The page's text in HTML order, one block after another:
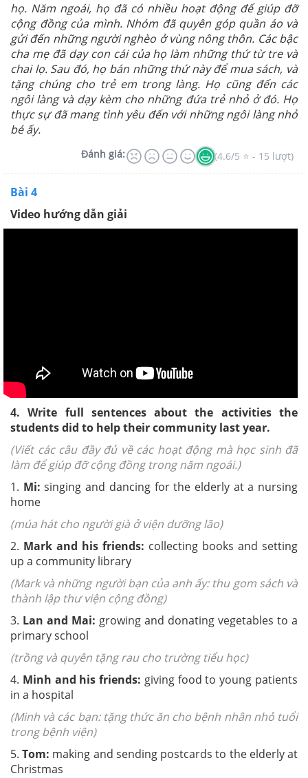
họ. Năm ngoái, họ đã có nhiều hoạt động để giúp đỡ
cộng đồng của mình. Nhóm đã quyên góp quần áo và
gửi đến những người nghèo ở vùng nông thôn. Các bậc
cha mẹ đã dạy con cái của họ làm những thứ từ tre và
chai lọ. Sau đó, họ bán những thứ này để mua sách, và
tặng chúng cho trẻ em trong làng. Họ cũng đến các
ngôi làng và dạy kèm cho những đứa trẻ nhỏ ở đó. Họ
thực sự đã mang tình yêu đến với những ngôi làng nhỏ
bé ấy.
Đánh giá: (4.6/5 ⭐ - 15 lượt)
Bài 4
Video hướng dẫn giải
4. Write full sentences about the activities the
students did to help their community last year.
(Viết các câu đầy đủ về các hoạt động mà học sinh đã
làm để giúp đỡ cộng đồng trong năm ngoái.)
1. Mi: singing and dancing for the elderly at a nursing
home
(múa hát cho người già ở viện dưỡng lão)
2. Mark and his friends: collecting books and setting
up a community library
(Mark và những người bạn của anh ấy: thu gom sách và
thành lập thư viện cộng đồng)
3. Lan and Mai: growing and donating vegetables to a
primary school
(trồng và quyên tặng rau cho trường tiểu học)
4. Minh and his friends: giving food to young patients
in a hospital
(Minh và các bạn: tặng thức ăn cho bệnh nhân nhỏ tuổi
trong bệnh viện)
5. Tom: making and sending postcards to the elderly at
Christmas